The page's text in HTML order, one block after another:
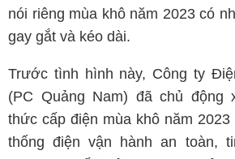
nói riêng mùa khô năm 2023 có
gay gắt và kéo dài.
Trước tình hình này, Công ty
(PC Quảng Nam) đã chủ động
thức cấp điện mùa khô năm
thống điện vận hành an toàn,